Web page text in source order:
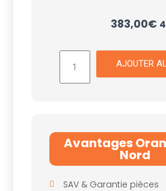
383,00€
AJOUTER
Avantages
Nord
SAV & Garantie pièces